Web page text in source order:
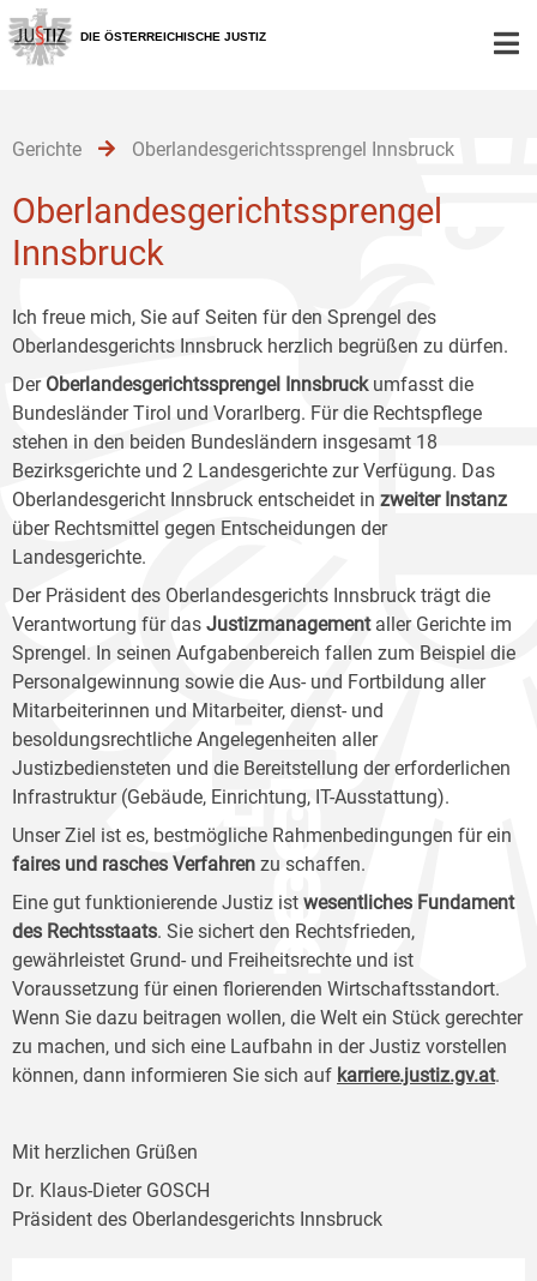
Zur
Hauptnavigation
[1]
Zum
Inhalt
[2]
Zum
Untermenü
[3]
DIE ÖSTERREICHISCHE JUSTIZ
Gerichte Oberlandesgerichtssprengel Innsbruck
Oberlandesgerichtssprengel
Innsbruck
Ich freue mich, Sie auf Seiten für den Sprengel des
Oberlandesgerichts Innsbruck herzlich begrüßen zu dürfen.
Der Oberlandesgerichtssprengel Innsbruckumfasst die
Bundesländer Tirol und Vorarlberg. Für die Rechtspflege
stehen in den beiden Bundesländern insgesamt 18
Bezirksgerichte und 2 Landesgerichte zur Verfügung. Das
Oberlandesgericht Innsbruck entscheidet in zweiter Instanz
über Rechtsmittel gegen Entscheidungen der
Landesgerichte.
Der Präsident des Oberlandesgerichts Innsbruck trägt die
Verantwortung für das Justizmanagementaller Gerichte im
Sprengel. In seinen Aufgabenbereich fallen zum Beispiel die
Personalgewinnung sowie die Aus- und Fortbildung aller
Mitarbeiterinnen und Mitarbeiter, dienst- und
besoldungsrechtliche Angelegenheiten aller
Justizbediensteten und die Bereitstellung der erforderlichen
Infrastruktur (Gebäude, Einrichtung, IT-Ausstattung).
Unser Ziel ist es, bestmögliche Rahmenbedingungen für ein
faires und rasches Verfahren zu schaffen.
Eine gut funktionierende Justiz ist wesentliches Fundament
des Rechtsstaats. Sie sichert den Rechtsfrieden,
gewährleistet Grund- und Freiheitsrechte und ist
Voraussetzung für einen florierenden Wirtschaftsstandort.
Wenn Sie dazu beitragen wollen, die Welt ein Stück gerechter
zu machen, und sich eine Laufbahn in der Justiz vorstellen
können, dann informieren Sie sich auf karriere.justiz.gv.at.
Mit herzlichen Grüßen
Dr. Klaus-Dieter GOSCH
Präsident des Oberlandesgerichts Innsbruck